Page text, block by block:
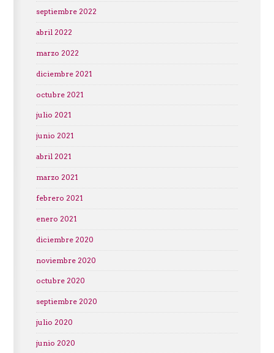
septiembre 2022
abril 2022
marzo 2022
diciembre 2021
octubre 2021
julio 2021
junio 2021
abril 2021
marzo 2021
febrero 2021
enero 2021
diciembre 2020
noviembre 2020
octubre 2020
septiembre 2020
julio 2020
junio 2020